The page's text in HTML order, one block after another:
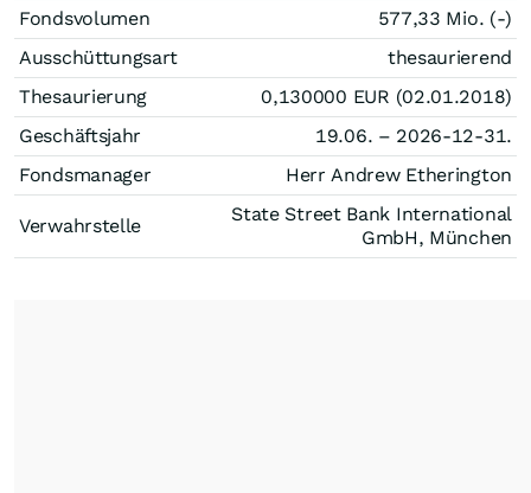
Fondsvolumen
577,33 Mio. (-)
Ausschüttungsart
thesaurierend
Thesaurierung
0,130000 EUR (02.01.2018)
Geschäftsjahr
19.06. – 2026-12-31.
Fondsmanager
Herr Andrew Etherington
Verwahrstelle
State Street Bank International
GmbH, München